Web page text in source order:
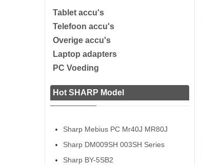
Tablet accu's
Telefoon accu's
Overige accu's
Laptop adapters
PC Voeding
Hot SHARP Model
Sharp Mebius PC Mr40J MR80J
Sharp DM009SH 003SH Series
Sharp BY-5SB2